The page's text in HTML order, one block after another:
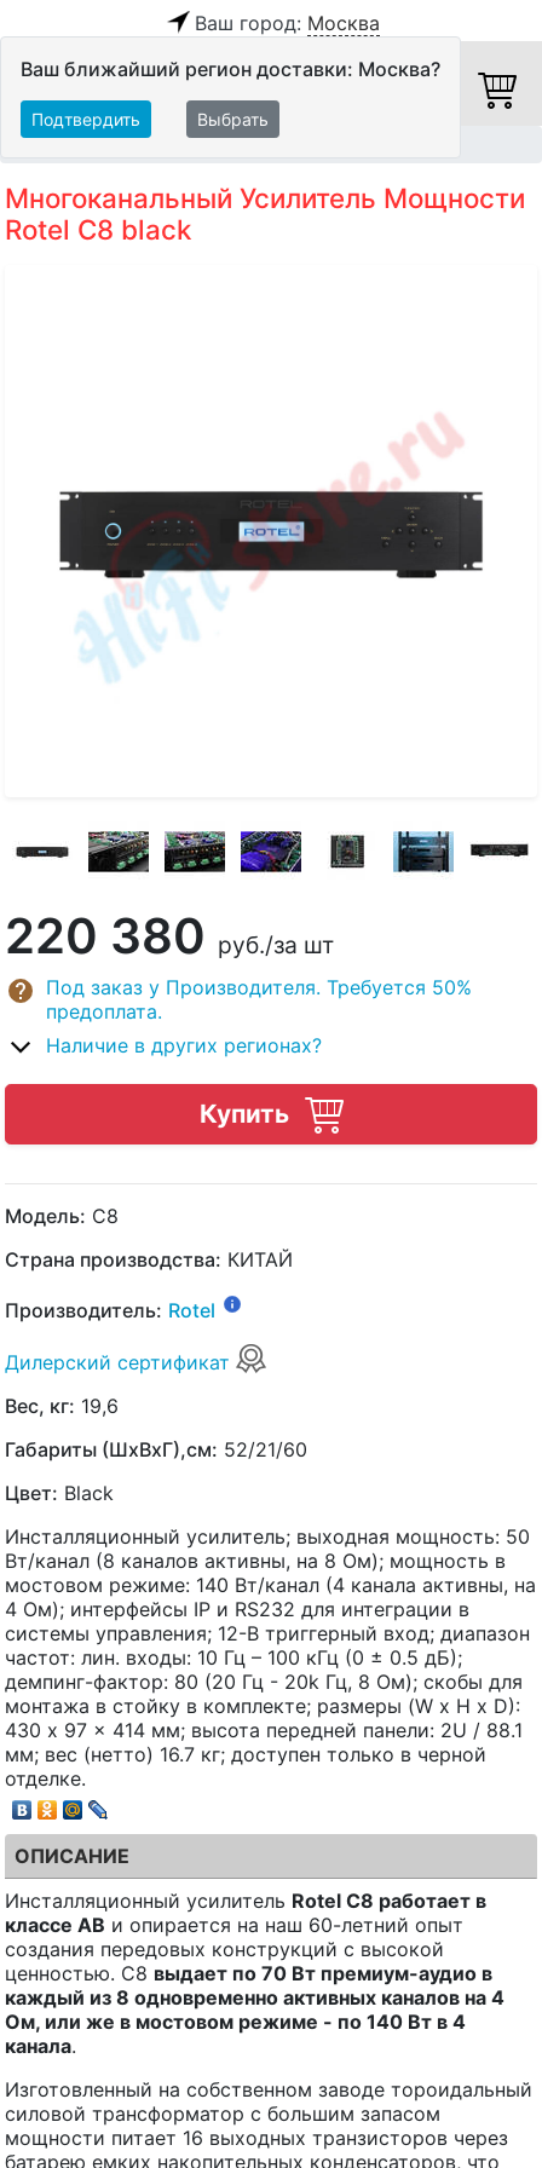
Ваш город: Москва
Ваш ближайший регион доставки: Москва?
Подтвердить Выбрать
Многоканальный Усилитель Мощности
Rotel C8 black
220 380 руб./за шт
Под заказ у Производителя. Требуется 50%
предоплата.
Наличие в других регионах?
Купить
Модель: C8
Страна производства: КИТАЙ
Производитель: Rotel
Дилерский сертификат
Вес, кг: 19,6
Габариты (ШхВхГ),см: 52/21/60
Цвет: Black
Инсталляционный усилитель; выходная мощность: 50
Вт/канал (8 каналов активны, на 8 Ом); мощность в
мостовом режиме: 140 Вт/канал (4 канала активны, на
4 Ом); интерфейсы IP и RS232 для интеграции в
системы управления; 12-В триггерный вход; диапазон
частот: лин. входы: 10 Гц – 100 кГц (0 ± 0.5 дБ);
демпинг-фактор: 80 (20 Гц - 20k Гц, 8 Ом); скобы для
монтажа в стойку в комплекте; размеры (W x H x D):
430 x 97 x 414 мм; высота передней панели: 2U / 88.1
мм; вес (нетто) 16.7 кг; доступен только в черной
отделке.
ОПИСАНИЕ
Инсталляционный усилитель Rotel C8 работает в
классе AB и опирается на наш 60-летний опыт
создания передовых конструкций с высокой
ценностью. C8 выдает по 70 Вт премиум-аудио в
каждый из 8 одновременно активных каналов на 4
Ом, или же в мостовом режиме - по 140 Вт в 4
канала.
Изготовленный на собственном заводе тороидальный
силовой трансформатор с большим запасом
мощности питает 16 выходных транзисторов через
батарею емких накопительных конденсаторов, что